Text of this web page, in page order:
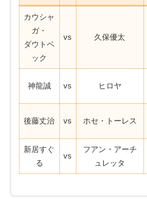
カウシャ
ガ・
ダウトベ
ック
vs 久保優太
神龍誠 vs ヒロヤ
後藤丈治 vs ホセ・トーレス
新居すぐ
る
vs
フアン・アーチ
ュレッタ